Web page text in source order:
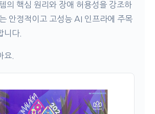
의 핵심 원리와 장애 허용성을 강조하
안정적이고 고성능 AI 인프라에 주목
니다.
요.